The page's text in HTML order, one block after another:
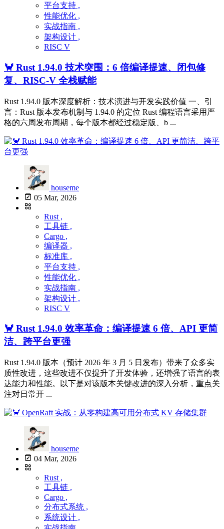
平台支持 ,
性能优化 ,
实战指南 ,
架构设计 ,
RISC V
🦀 Rust 1.94.0 技术突围：6 倍编译提速、闭包修
复、RISC-V 全栈赋能
Rust 1.94.0 版本深度解析：技术演进与开发实践价值 一、引
言：Rust 版本发布机制与 1.94.0 的定位 Rust 编程语言采用严
格的六周发布周期，每个版本都经过稳定版、b ...
houseme
05 Mar, 2026
Rust ,
工具链 ,
Cargo ,
编译器 ,
标准库 ,
平台支持 ,
性能优化 ,
实战指南 ,
架构设计 ,
RISC V
🦀 Rust 1.94.0 效率革命：编译提速 6 倍、API 更简
洁、跨平台更强
Rust 1.94.0 版本（预计 2026 年 3 月 5 日发布）带来了众多实
质性改进，这些改进不仅提升了开发体验，还增强了语言的表
达能力和性能。以下是对该版本关键改进的深入分析，重点关
注对日常开 ...
houseme
04 Mar, 2026
Rust ,
工具链 ,
Cargo ,
分布式系统 ,
系统设计 ,